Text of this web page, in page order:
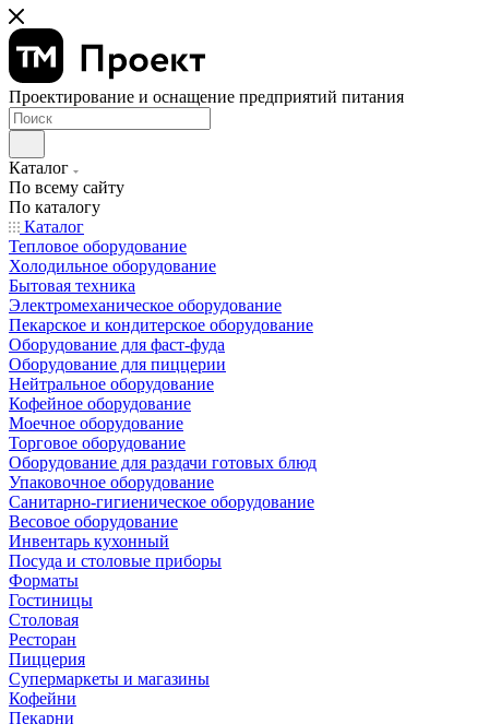
Проектирование и оснащение предприятий питания
Каталог
По всему сайту
По каталогу
Каталог
Тепловое оборудование
Холодильное оборудование
Бытовая техника
Электромеханическое оборудование
Пекарское и кондитерское оборудование
Оборудование для фаст-фуда
Оборудование для пиццерии
Нейтральное оборудование
Кофейное оборудование
Моечное оборудование
Торговое оборудование
Оборудование для раздачи готовых блюд
Упаковочное оборудование
Санитарно-гигиеническое оборудование
Весовое оборудование
Инвентарь кухонный
Посуда и столовые приборы
Форматы
Гостиницы
Столовая
Ресторан
Пиццерия
Супермаркеты и магазины
Кофейни
Пекарни